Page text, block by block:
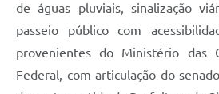
de águas pluviais, sinalização
passeio público com
provenientes do Ministério das
Federal, com articulação do